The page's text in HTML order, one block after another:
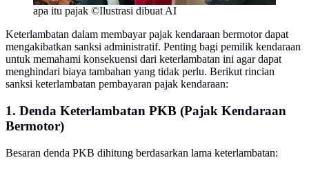
apa itu pajak ©Ilustrasi dibuat AI
Keterlambatan dalam membayar pajak kendaraan bermotor dapat
mengakibatkan sanksi administratif. Penting bagi pemilik kendaraan
untuk memahami konsekuensi dari keterlambatan ini agar dapat
menghindari biaya tambahan yang tidak perlu. Berikut rincian
sanksi keterlambatan pembayaran pajak kendaraan:
1. Denda Keterlambatan PKB (Pajak Kendaraan
Bermotor)
Besaran denda PKB dihitung berdasarkan lama keterlambatan: